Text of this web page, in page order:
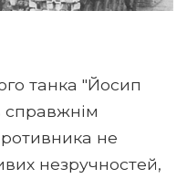
танка "Йосип
справжнім
не
незручностей,